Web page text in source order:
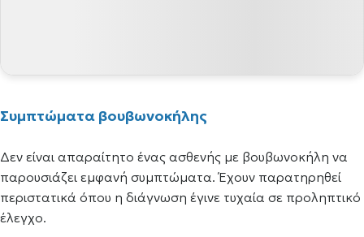
Συμπτώματα βουβωνοκήλης
Δεν είναι απαραίτητο ένας ασθενής με βουβωνοκήλη να
παρουσιάζει εμφανή συμπτώματα. Έχουν παρατηρηθεί
περιστατικά όπου η διάγνωση έγινε τυχαία σε προληπτικό
έλεγχο.